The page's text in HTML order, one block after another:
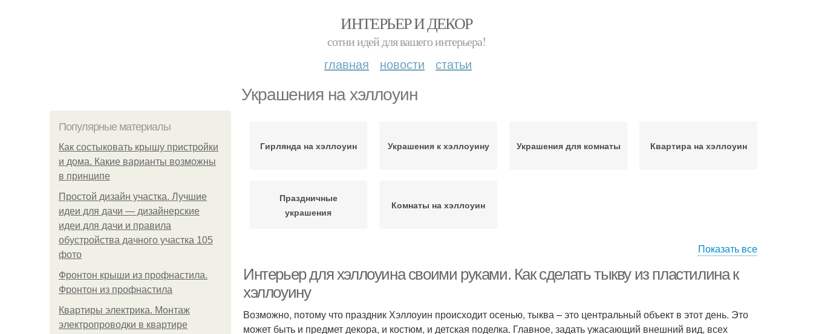
ИНТЕРЬЕР И ДЕКОР
сотни идей для вашего интерьера!
главная новости статьи
Украшения на хэллоуин
Популярные материалы
Как состыковать крышу пристройки
и дома. Какие варианты возможны
в принципе
Простой дизайн участка. Лучшие
идеи для дачи — дизайнерские
идеи для дачи и правила
обустройства дачного участка 105
фото
Фронтон крыши из профнастила.
Фронтон из профнастила
Квартиры электрика. Монтаж
электропроводки в квартире
Гирлянда на хэллоуин Украшения к хэллоуину Украшения для комнаты Квартира на хэллоуин
Праздничные
украшения
Комнаты на хэллоуин
Показать все
Интерьер для хэллоуина своими руками. Как сделать тыкву из пластилина к
хэллоуину
Возможно, потому что праздник Хэллоуин происходит осенью, тыква – это центральный объект в этот день. Это
может быть и предмет декора, и костюм, и детская поделка. Главное, задать ужасающий внешний вид, всех